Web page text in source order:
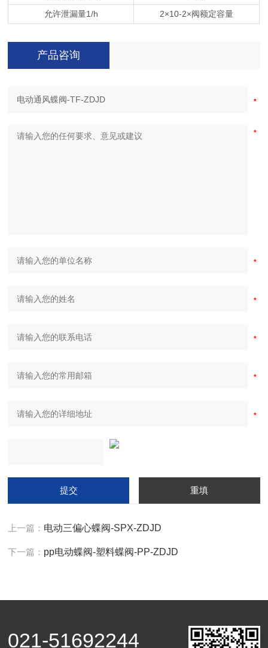
允许泄漏量1/h
2×10-2×阀额定容量
产品咨询
上一篇： 电动三偏心蝶阀-SPX-ZDJD
下一篇： pp电动蝶阀-塑料蝶阀-PP-ZDJD
021-51692244